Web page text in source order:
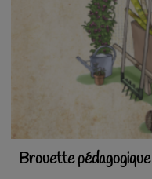
Brouette pédagogique